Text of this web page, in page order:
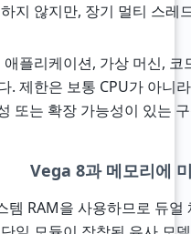
지 않지만, 장기 멀티 스
플리케이션, 가상 머신,
. 제한은 보통 CPU가 아니
또는 확장 가능성이 있는
Vega 8과 메모리에
템 RAM을 사용하므로 듀